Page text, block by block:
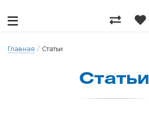
Главная / Статьи
Статьи